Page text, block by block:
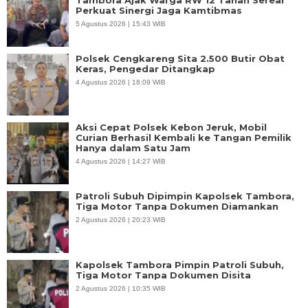
Perkuat Sinergi Jaga Kamtibmas
5 Agustus 2026 | 15:43 WIB
Polsek Cengkareng Sita 2.500 Butir Obat
Keras, Pengedar Ditangkap
4 Agustus 2026 | 18:09 WIB
Aksi Cepat Polsek Kebon Jeruk, Mobil
Curian Berhasil Kembali ke Tangan Pemilik
Hanya dalam Satu Jam
4 Agustus 2026 | 14:27 WIB
Patroli Subuh Dipimpin Kapolsek Tambora,
Tiga Motor Tanpa Dokumen Diamankan
2 Agustus 2026 | 20:23 WIB
Kapolsek Tambora Pimpin Patroli Subuh,
Tiga Motor Tanpa Dokumen Disita
2 Agustus 2026 | 10:35 WIB